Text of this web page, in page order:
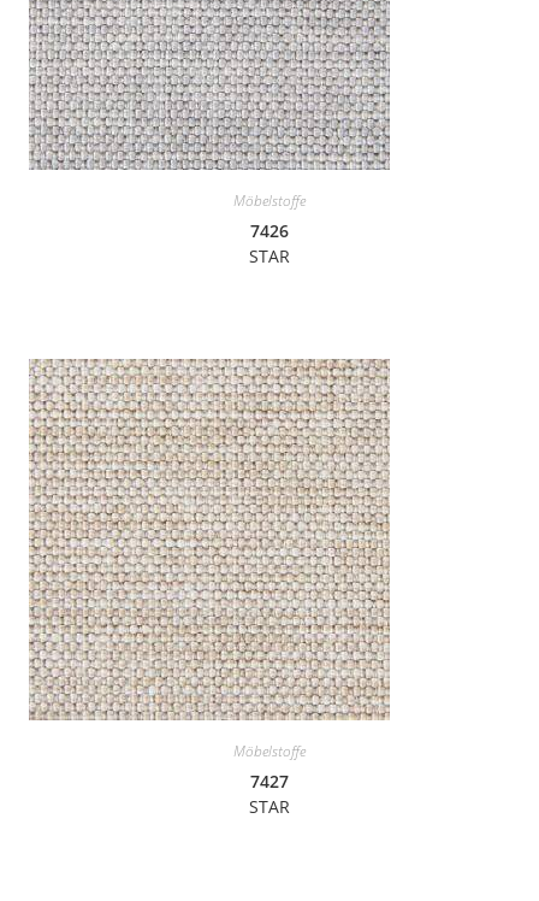
Möbelstoffe
7426
STAR
Möbelstoffe
7427
STAR